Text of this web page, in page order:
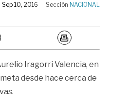
Sep 10, 2016 Sección NACIONAL
Iragorri Valencia, en
desde hace cerca de